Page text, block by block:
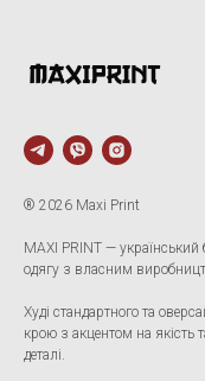
® 2026 Maxi Print
MAXI PRINT — український
одягу з власним
Худі стандартного та
крою з акцентом на якість
деталі.